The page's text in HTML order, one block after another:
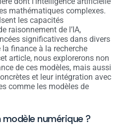
mathématiques complexes.
les capacités
raisonnement de l’IA,
significatives dans divers
finance à la recherche
article, nous explorerons non
de ces modèles, mais aussi
et leur intégration avec
comme les modèles de
modèle numérique ?